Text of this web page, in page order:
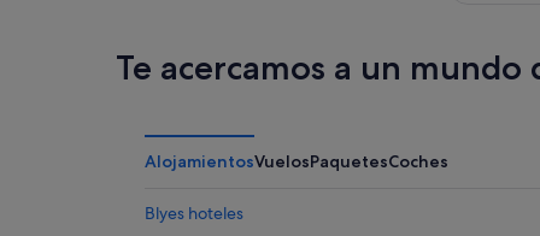
Te acercamos a un mundo
AlojamientosVuelosPaquetesCoches
Blyes hoteles